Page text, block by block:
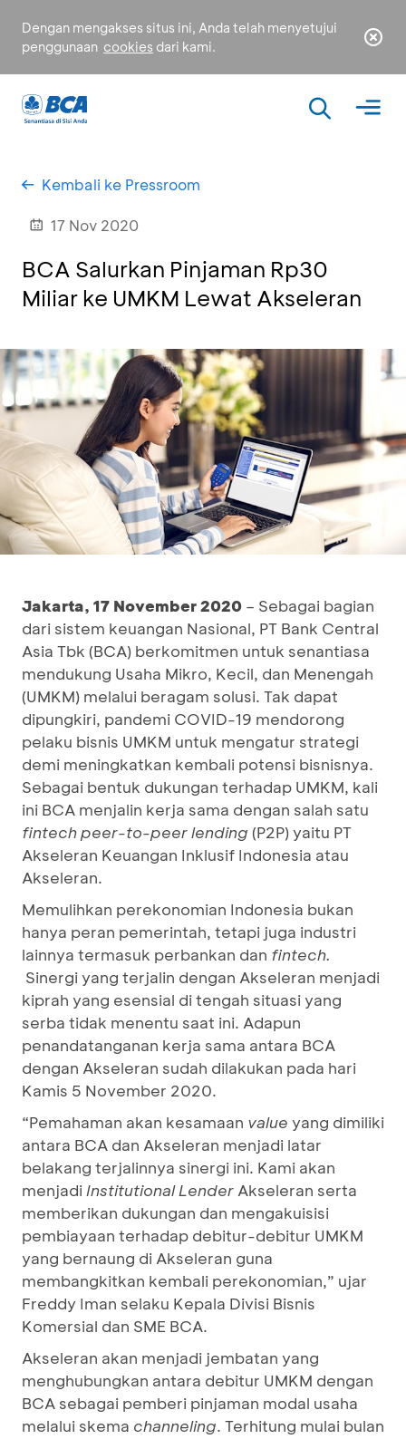
Dengan mengakses situs ini, Anda telah menyetujui
penggunaan cookies dari kami.
Kembali ke Pressroom
17 Nov 2020
BCA Salurkan Pinjaman Rp30
Miliar ke UMKM Lewat Akseleran
Jakarta, 17 November 2020 – Sebagai bagian
dari sistem keuangan Nasional, PT Bank Central
Asia Tbk (BCA) berkomitmen untuk senantiasa
mendukung Usaha Mikro, Kecil, dan Menengah
(UMKM) melalui beragam solusi. Tak dapat
dipungkiri, pandemi COVID-19 mendorong
pelaku bisnis UMKM untuk mengatur strategi
demi meningkatkan kembali potensi bisnisnya.
Sebagai bentuk dukungan terhadap UMKM, kali
ini BCA menjalin kerja sama dengan salah satu
fintech peer-to-peer lending (P2P) yaitu PT
Akseleran Keuangan Inklusif Indonesia atau
Akseleran.
Memulihkan perekonomian Indonesia bukan
hanya peran pemerintah, tetapi juga industri
lainnya termasuk perbankan dan fintech.
Sinergi yang terjalin dengan Akseleran menjadi
kiprah yang esensial di tengah situasi yang
serba tidak menentu saat ini. Adapun
penandatanganan kerja sama antara BCA
dengan Akseleran sudah dilakukan pada hari
Kamis 5 November 2020.
“Pemahaman akan kesamaan value yang dimiliki
antara BCA dan Akseleran menjadi latar
belakang terjalinnya sinergi ini. Kami akan
menjadi Institutional Lender Akseleran serta
memberikan dukungan dan mengakuisisi
pembiayaan terhadap debitur-debitur UMKM
yang bernaung di Akseleran guna
membangkitkan kembali perekonomian,” ujar
Freddy Iman selaku Kepala Divisi Bisnis
Komersial dan SME BCA.
Akseleran akan menjadi jembatan yang
menghubungkan antara debitur UMKM dengan
BCA sebagai pemberi pinjaman modal usaha
melalui skema channeling. Terhitung mulai bulan